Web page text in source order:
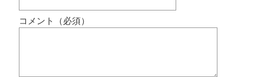
コメント（必須）